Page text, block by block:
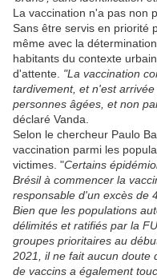
La vaccination n'a pas non
Sans être servis en priorité
même avec la
habitants du contexte
d'attente. "La vaccination
tardivement, et n'est
personnes âgées, et non
déclaré Vanda.
Selon le chercheur Paulo
vaccination parmi les
victimes. "Certains
Brésil à commencer la
responsable d'un excès de
Bien que les populations
délimités et ratifiés par la
groupes prioritaires au
2021, il ne fait aucun doute
de vaccins a également